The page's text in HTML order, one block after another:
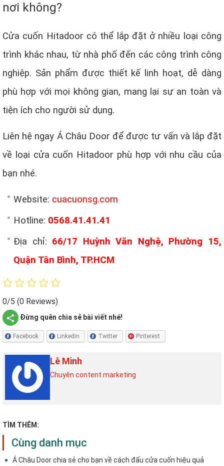
nơi không?
Cửa cuốn Hitadoor có thể lắp đặt ở nhiều loại công
trình khác nhau, từ nhà phố đến các công trình công
nghiệp. Sản phẩm được thiết kế linh hoạt, dễ dàng
phù hợp với mọi không gian, mang lại sự an toàn và
tiện ích cho người sử dụng.
Liên hệ ngay Á Châu Door để được tư vấn và lắp đặt
về loại cửa cuốn Hitadoor phù hợp với nhu cầu của
bạn nhé.
Website: cuacuonsg.com
Hotline: 0568.41.41.41
Địa chỉ: 66/17 Huỳnh Văn Nghệ, Phường 15,
Quận Tân Bình, TP.HCM
0/5 (0 Reviews)
Đừng quên chia sẻ bài viết nhé!
Facebook Linkedin Twitter Pinterest
Lê Minh
Chuyên content marketing
TÌM THÊM:
Cùng danh mục
Á Châu Door chia sẻ cho bạn về cách đấu cửa cuốn hiệu quả